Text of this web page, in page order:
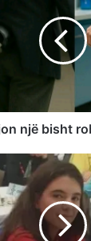
një bisht